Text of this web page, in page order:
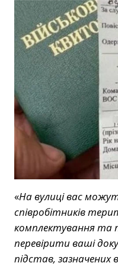
«На вулиці вас
співробітників
комплектування та
перевірити ваші
підстав, зазначених